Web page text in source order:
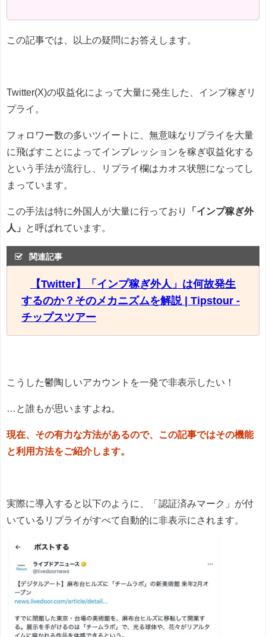
この記事では、以上の疑問にお答えします。
Twitter(X)の収益化によって大量に発生した、インプ稼ぎリ
プライ。
フォロワー数の多いツイートに、無意味なリプライを大量
に飛ばすことによってインプレッションを稼ぎ収益化する
という手法が流行し、リプライ欄はカオス状態になってし
まっています。
この手法は特に外国人が大量に行っており
「インプ稼ぎ外
人」
と呼ばれています。
関連記事
【Twitter】「インプ稼ぎ外人」は何故発生
するのか？そのメカニズムを解説 | Tipstour -
チップスツアー
こうした鬱陶しいアカウントを一発で非表示したい！
…と誰もが思いますよね。
現在、その有力な方法があるので、この記事ではその機能
と利用方法をご紹介します。
実際に導入すると以下のように、「認証済みマーク」が付
いているリプライがすべて自動的に非表示にされます。